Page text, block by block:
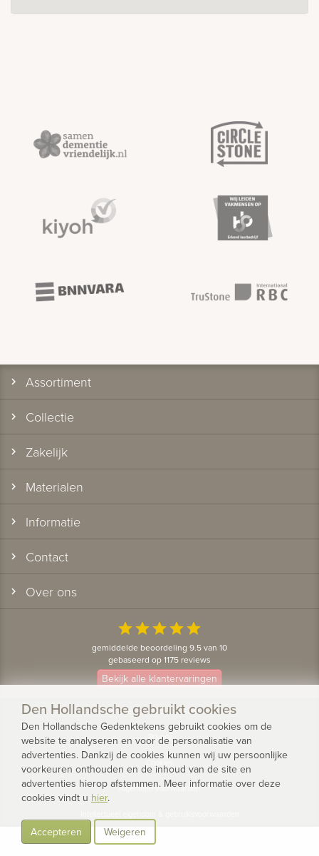
Assortiment
Collectie
Zakelijk
Materialen
Informatie
Contact
Over ons
starstarstarstarstar
gemiddelde beoordeling 9.5 van 10
gebaseerd op 1175 reviews
Bekijk alle klantervaringen
© 2026 - Den Hollandsche Gedenktekens
Privacy
Algemene voorwaarden
Den Hollandsche gebruikt cookies
Den Hollandsche Gedenktekens gebruikt cookies om de
website te analyseren en voor de personalisatie van
advertenties. Dankzij de cookies kunnen wij uw persoonlijke
voorkeuren onthouden en de inhoud van de site en
advertenties hierop afstemmen. Meer informatie over deze
cookies vindt u hier.
Accepteren Weigeren